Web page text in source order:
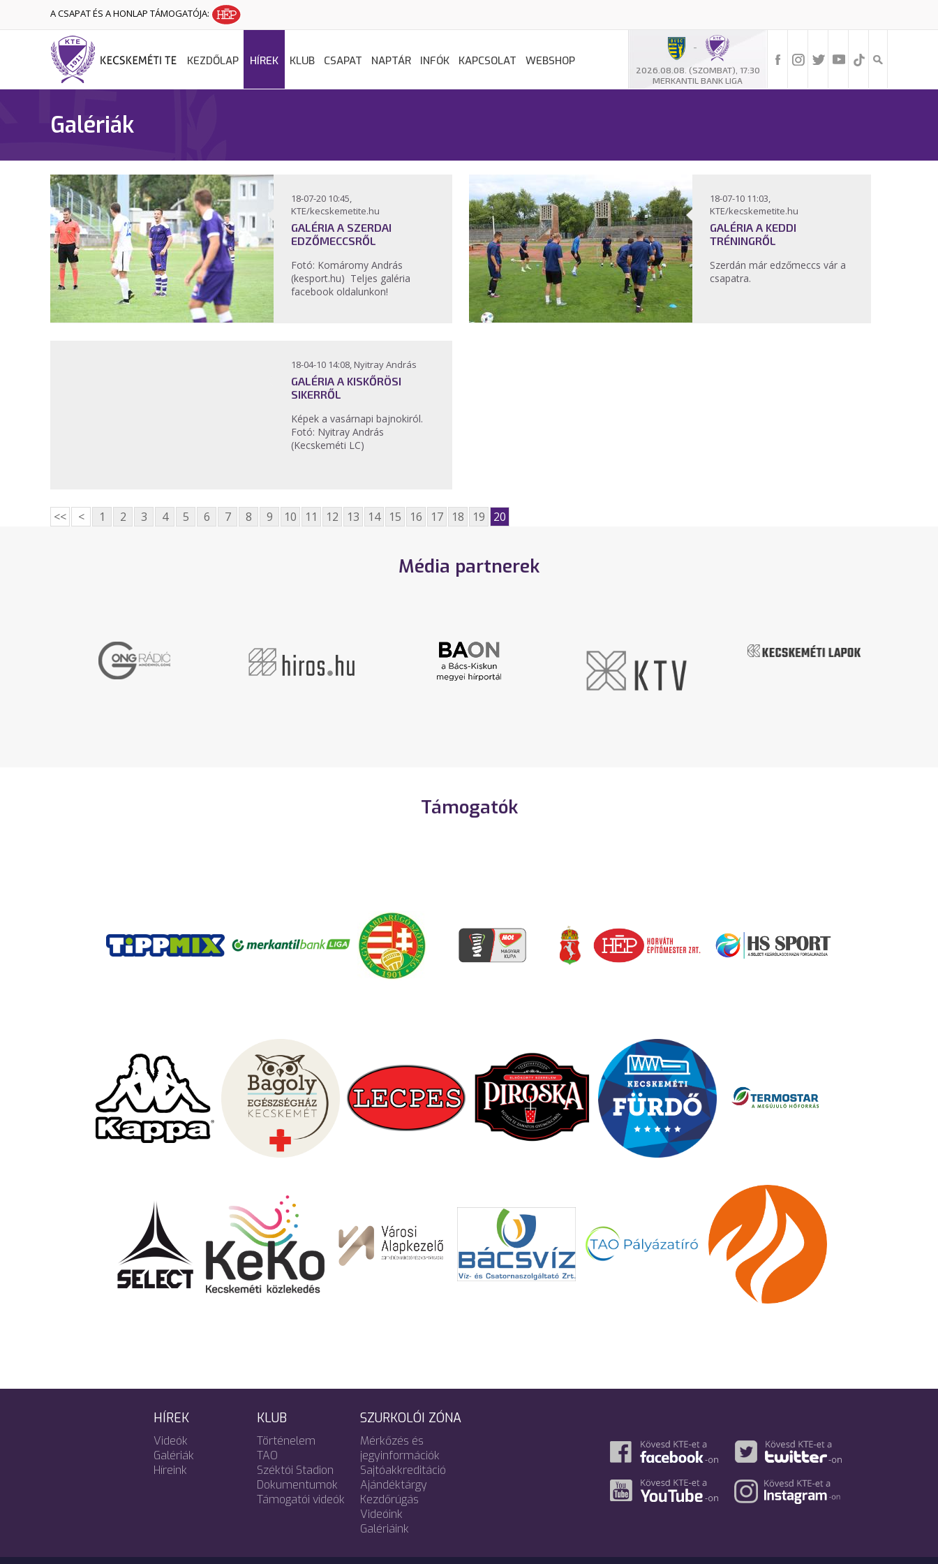
A CSAPAT ÉS A HONLAP TÁMOGATÓJA:
-
2026.08.08. (SZOMBAT), 17:30
MERKANTIL BANK LIGA
KEZDŐLAP HÍREK KLUB CSAPAT NAPTÁR INFÓK KAPCSOLAT WEBSHOP
Galériák
18-07-20 10:45,
KTE/kecskemetite.hu
GALÉRIA A SZERDAI
EDZŐMECCSRŐL
Fotó: Komáromy András
(kesport.hu) Teljes galéria
facebook oldalunkon!
18-07-10 11:03,
KTE/kecskemetite.hu
GALÉRIA A KEDDI
TRÉNINGRŐL
Szerdán már edzőmeccs vár a
csapatra.
18-04-10 14:08, Nyitray András
GALÉRIA A KISKŐRÖSI
SIKERRŐL
Képek a vasárnapi bajnokiról.
Fotó: Nyitray András
(Kecskeméti LC)
<< < 1 2 3 4 5 6 7 8 9 10 11 12 13 14 15 16 17 18 19 20
Média partnerek
Támogatók
HÍREK
Videók
Galériák
Híreink
KLUB
Történelem
TAO
Széktói Stadion
Dokumentumok
Támogatói videók
SZURKOLÓI ZÓNA
Mérkőzés és
jegyinformációk
Sajtóakkreditáció
Ajándéktárgy
Kezdőrúgás
Videóink
Galériáink